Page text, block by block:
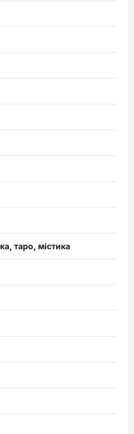
таро, містика